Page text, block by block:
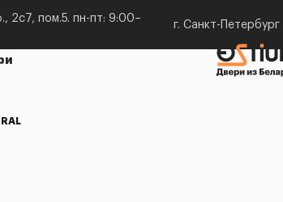
2с7, пом.5. пн-пт: 9:00–
г. Санкт-Петербург